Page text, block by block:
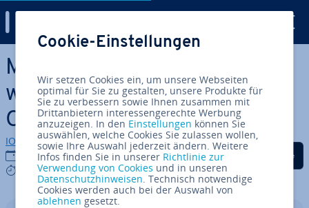
Zum Haupt­in­halt springen
MAMP: Die lokale Web­ent­
wick­lungs­um­ge­bung für Mac
OS X
IONOS Redaktion
11.12.2023
6 mins
Auf Facebook teilen
Auf Twitter teilen
Auf LinkedIn
Cookie-Einstellungen
Wir setzen Cookies ein, um unsere Webseiten
optimal für Sie zu gestalten, unsere Produkte für
Sie zu verbessern sowie Ihnen zusammen mit
Drittanbietern interessengerechte Werbung
anzuzeigen. In den Einstellungen können Sie
auswählen, welche Cookies Sie zulassen wollen,
sowie Ihre Auswahl jederzeit ändern. Weitere
Infos finden Sie in unserer Richtlinie zur
Verwendung von Cookies und in unseren
Datenschutzhinweisen. Technisch notwendige
Cookies werden auch bei der Auswahl von
ablehnen gesetzt.